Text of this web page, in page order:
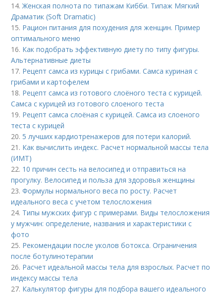
14.Женская полнота по типажам Кибби. Типаж Мягкий
Драматик (Soft Dramatic)
15. Рацион питания для похудения для женщин. Пример
оптимального меню
16. Как подобрать эффективную диету по типу фигуры.
Альтернативные диеты
17. Рецепт самса из курицы с грибами. Самса куриная с
грибами и картофелем
18. Рецепт самса из готового слоёного теста с курицей.
Самса с курицей из готового слоеного теста
19. Рецепт самса слоёная с курицей. Самса из слоеного
теста с курицей
20. 5 лучших кардиотренажеров для потери калорий.
21. Как вычислить индекс. Расчет нормальной массы тела
(ИМТ)
22. 10 причин сесть на велосипед и отправиться на
прогулку. Велосипед и польза для здоровья женщины
23.Формулы нормального веса по росту. Расчет
идеального веса с учетом телосложения
24. Типы мужских фигур с примерами. Виды телосложения
у мужчин: определение, названия и характеристики с
фото
25. Рекомендации после уколов ботокса. Ограничения
после ботулинотерапии
26. Расчет идеальной массы тела для взрослых. Расчет по
индексу массы тела
27. Калькулятор фигуры для подбора вашего идеального